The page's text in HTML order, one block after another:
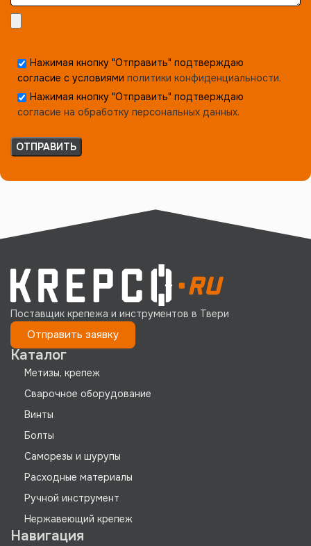
Нажимая кнопку "Отправить" подтверждаю
согласие с условиями политики конфиденциальности.
Нажимая кнопку "Отправить" подтверждаю
согласие на обработку персональных данных.
Поставщик крепежа и инструментов в Твери
Отправить заявку
Каталог
Метизы, крепеж
Сварочное оборудование
Винты
Болты
Саморезы и шурупы
Расходные материалы
Ручной инструмент
Нержавеющий крепеж
Навигация